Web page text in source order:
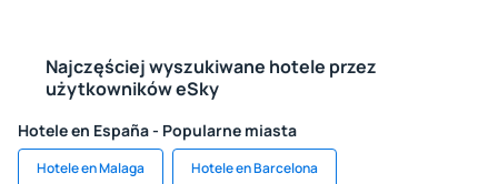
Najczęściej wyszukiwane hotele przez
użytkowników eSky
Hotele en España - Popularne miasta
Hotele en Malaga Hotele en Barcelona